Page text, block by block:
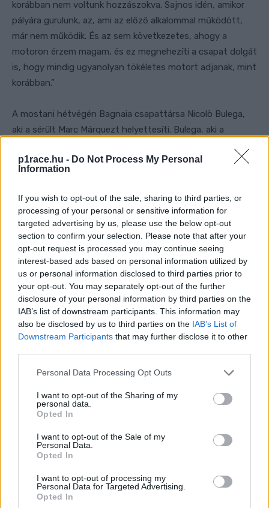
p1race.hu - Do Not Process My Personal
Information
If you wish to opt-out of the sale, sharing to third parties, or
processing of your personal or sensitive information for
targeted advertising by us, please use the below opt-out
section to confirm your selection. Please note that after your
opt-out request is processed you may continue seeing
interest-based ads based on personal information utilized by
us or personal information disclosed to third parties prior to
your opt-out. You may separately opt-out of the further
disclosure of your personal information by third parties on the
IAB’s list of downstream participants. This information may
also be disclosed by us to third parties on the IAB’s List of
Downstream Participants that may further disclose it to other
Please note that this website/app uses one or more Google
not limited to your visit or usage behaviour. You may click to
grant or deny consent to Google and its third-party tags to
use your data for below specified purposes in below Google
consent section.
Personal Data Processing Opt Outs
I want to opt-out of the Sharing of my
personal data.
Opted In
I want to opt-out of the Sale of my
Personal Data.
Opted In
I want to opt-out of processing my
Personal Data for Targeted Advertising.
Opted In
korábban nem voltunk hozzászokva. Sajnos idén, amikor
pályára gurulunk, az, ami az előző alkalommal működött,
már nem működik. És az sem következetes, ahogy a
motoron érzem magam, és ez megnehezíti a csapat dolgát
is, hogy mindig ugyanolyan tökéletes motort adjanak, mint
korábban.”
A mostani hétvégén Bagnaia csapattársa Nicolò Bulega,
aki a sérült Marc Márquezt helyettesíti. Bulega, aki a
tizenhetedik helyen zárta az edzést. „Szerintem Nicolò
nem is ideális körülmények között. Szóval megérkezni ide,
miután évekig csak Pirelli-gumikon versenyzett [a MotoGP
beszállítója a Michelin – a szerk.], egy ilyen nehéz pályán,
és egy másodpercen belül lenni az elsőhöz: mindenképp
egy fantasztikus napot hozott le. Nagyon jól csinálta” –
dicsérte Bagnaia honfitársát.